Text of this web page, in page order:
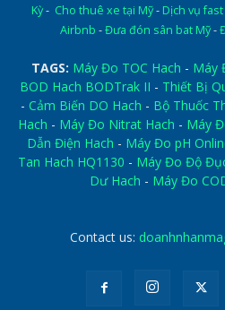
Kỳ- Cho thuê xe tại Mỹ- Dịch vụ
Airbnb -Đưa đón sân bat Mỹ-
TAGS: Máy Đo TOC Hach - Máy
BOD Hach BODTrak II - Thiết Bị
- Cảm Biến DO Hach - Bộ Thuốc
Hach - Máy Đo Nitrat Hach - Máy
Dẫn Điện Hach - Máy Đo pH
Tan Hach HQ1130 - Máy Đo Độ
Dư Hach - Máy Đo
Contact us: